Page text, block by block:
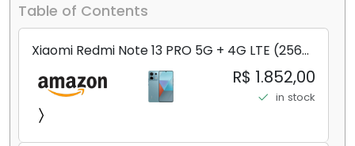
Table of Contents
Xiaomi Redmi Note 13 PRO 5G + 4G LTE (256
GB + 8 GB) 200 MP Triplo (Mobile Mint Tello
e) + (Pacote de carregador duplo de carro
rápido) (Ocean Teal (ROM))
R$ 1.852,00
in stock